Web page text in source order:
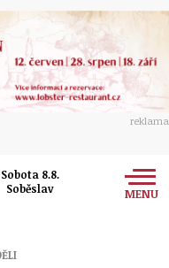
reklama
Sobota 8.8.
Soběslav
MENU